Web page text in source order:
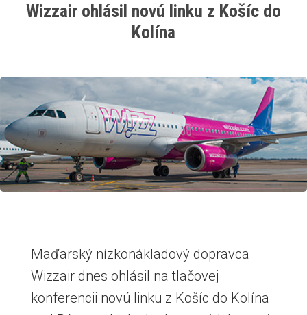
Wizzair ohlásil novú linku z Košíc do
Kolína
Maďarský nízkonákladový dopravca
Wizzair dnes ohlásil na tlačovej
konferencii novú linku z Košíc do Kolína